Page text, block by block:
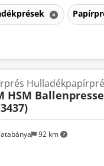
92 km
HSM Ballenpresse